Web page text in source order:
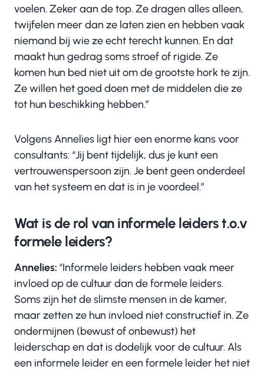
voelen. Zeker aan de top. Ze dragen alles alleen,
twijfelen meer dan ze laten zien en hebben vaak
niemand bij wie ze echt terecht kunnen. En dat
maakt hun gedrag soms stroef of rigide. Ze
komen hun bed niet uit om de grootste hork te zijn.
Ze willen het goed doen met de middelen die ze
tot hun beschikking hebben.”
Volgens Annelies ligt hier een enorme kans voor
consultants: “Jij bent tijdelijk, dus je kunt een
vertrouwenspersoon zijn. Je bent geen onderdeel
van het systeem en dat is in je voordeel.”
Wat is de rol van informele leiders t.o.v
formele leiders?
Annelies: "Informele leiders hebben vaak meer
invloed op de cultuur dan de formele leiders.
Soms zijn het de slimste mensen in de kamer,
maar zetten ze hun invloed niet constructief in. Ze
ondermijnen (bewust of onbewust) het
leiderschap en dat is dodelijk voor de cultuur. Als
een informele leider en een formele leider het niet